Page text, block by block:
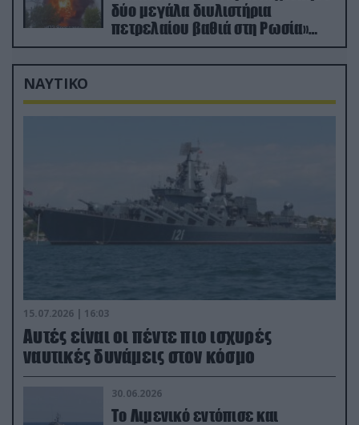
δύο μεγάλα διυλιστήρια
πετρελαίου βαθιά στη Ρωσία»
(βίντεο)
ΝΑΥΤΙΚΟ
15.07.2026 | 16:03
Aυτές είναι οι πέντε πιο ισχυρές
ναυτικές δυνάμεις στον κόσμο
30.06.2026
Το Λιμενικό εντόπισε και